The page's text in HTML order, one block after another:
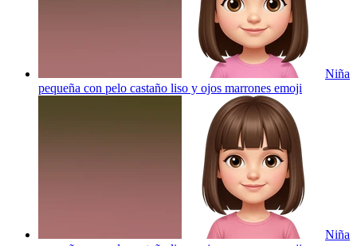
Niña
pequeña con pelo castaño liso y ojos marrones emoji
Niña